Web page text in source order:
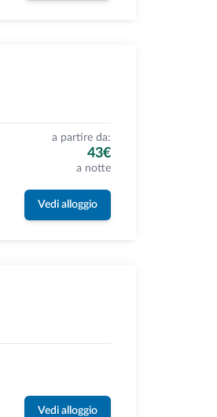
a partire da:
43€
a notte
Vedi alloggio
Vedi alloggio